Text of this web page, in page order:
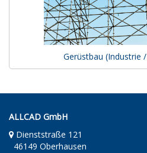
Gerüstbau (Industrie
ALLCAD GmbH
Dienststraße 121
46149 Oberhausen